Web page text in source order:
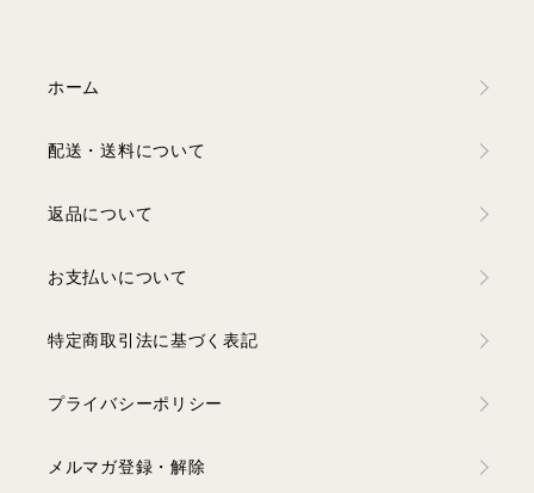
ホーム
配送・送料について
返品について
お支払いについて
特定商取引法に基づく表記
プライバシーポリシー
メルマガ登録・解除